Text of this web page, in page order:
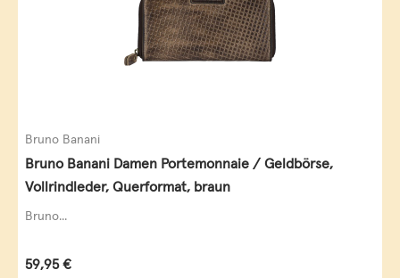
Bruno Banani
Bruno Banani Damen Portemonnaie / Geldbörse,
Vollrindleder, Querformat, braun
Bruno...
Regulärer Preis:
59,95 €